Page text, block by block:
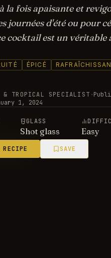
la fois apaisante et
journées d'été ou pour
cocktail est un véritable
ÉPICÉ
TROPICAL SPECIALIST ·
1, 2024
GLASS
Shot glass Easy
SAVE